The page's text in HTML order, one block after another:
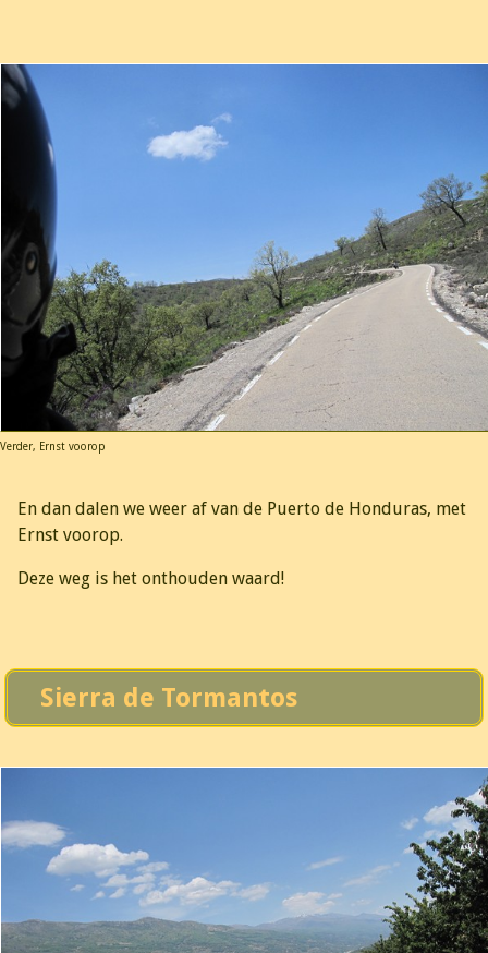
Verder, Ernst voorop
En dan dalen we weer af van de Puerto de Honduras, met
Ernst voorop.
Deze weg is het onthouden waard!
Sierra de Tormantos